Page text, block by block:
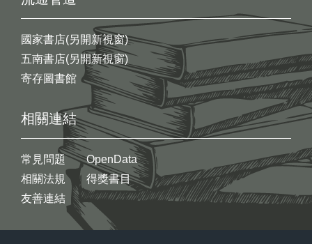
國家書店(另開新視窗)
五南書店(另開新視窗)
寄存圖書館
相關連結
常見問題
相關法規
友善連結
OpenData
得獎書目